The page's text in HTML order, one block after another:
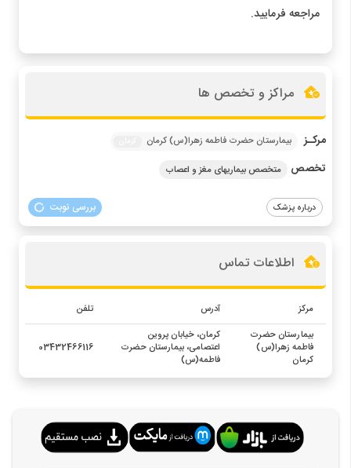
مراجعه فرمایید.
مراکز و تخصص ها
مرکـز بیمارستان حضرت فاطمه زهرا(س) کرمان
تخصص متخصص بیماریهای مغز و اعصاب
درباره پزشک بررسی نوبت
اطلاعات تماس
مرکز آدرس
تلفن
بیمارستان حضرت
فاطمه زهرا(س)
کرمان
کرمان، خیابان پروین
اعتصامی، بیمارستان حضرت
فاطمه(س)
03432466116